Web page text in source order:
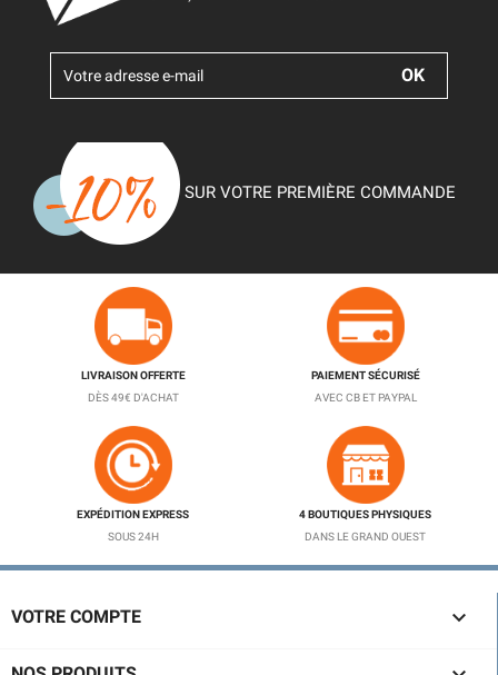
SUR VOTRE PREMIÈRE COMMANDE
LIVRAISON OFFERTE
DÈS 49€ D'ACHAT
PAIEMENT SÉCURISÉ
AVEC CB ET PAYPAL
EXPÉDITION EXPRESS
SOUS 24H
4 BOUTIQUES PHYSIQUES
DANS LE GRAND OUEST
VOTRE COMPTE 